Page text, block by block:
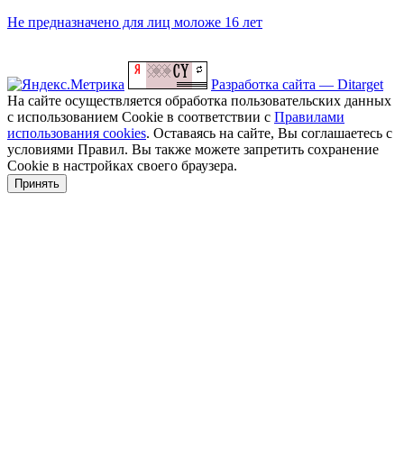
Не предназначено для лиц моложе 16 лет
Разработка сайта — Ditarget
На сайте осуществляется обработка пользовательских данных
с использованием Cookie в соответствии с Правилами
использования cookies. Оставаясь на сайте, Вы соглашаетесь с
условиями Правил. Вы также можете запретить сохранение
Cookie в настройках своего браузера.
Принять